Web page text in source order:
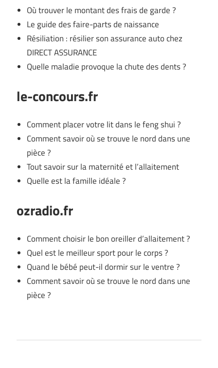
Où trouver le montant des frais de garde ?
Le guide des faire-parts de naissance
Résiliation : résilier son assurance auto chez
DIRECT ASSURANCE
Quelle maladie provoque la chute des dents ?
le-concours.fr
Comment placer votre lit dans le feng shui ?
Comment savoir où se trouve le nord dans une
pièce ?
Tout savoir sur la maternité et l’allaitement
Quelle est la famille idéale ?
ozradio.fr
Comment choisir le bon oreiller d’allaitement ?
Quel est le meilleur sport pour le corps ?
Quand le bébé peut-il dormir sur le ventre ?
Comment savoir où se trouve le nord dans une
pièce ?